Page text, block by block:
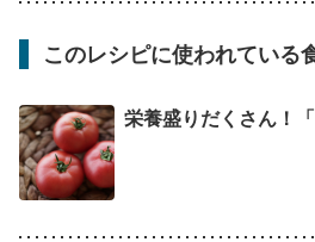
このレシピに使われている
栄養盛りだくさん！「